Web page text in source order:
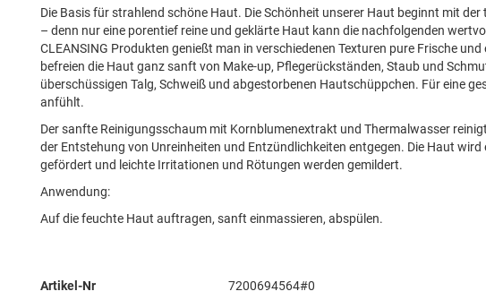
Die Basis für strahlend schöne Haut. Die Schönheit unserer Haut beginnt mit
– denn nur eine porentief reine und geklärte Haut kann die nachfolgenden
CLEANSING Produkten genießt man in verschiedenen Texturen pure Frische
befreien die Haut ganz sanft von Make-up, Pflegerückständen, Staub und
überschüssigen Talg, Schweiß und abgestorbenen Hautschüppchen. Für eine
anfühlt.
Der sanfte Reinigungsschaum mit Kornblumenextrakt und Thermalwasser
der Entstehung von Unreinheiten und Entzündlichkeiten entgegen. Die Haut
gefördert und leichte Irritationen und Rötungen werden gemildert.
Anwendung:
Auf die feuchte Haut auftragen, sanft einmassieren, abspülen.
Mehr
Artikel-Nr 7200694564#0